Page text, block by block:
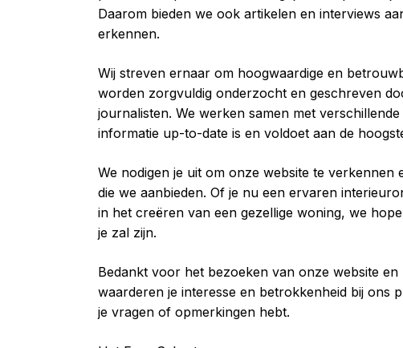
Daarom bieden we ook artikelen en interviews
erkennen.
Wij streven ernaar om hoogwaardige en
worden zorgvuldig onderzocht en geschreven
journalisten. We werken samen met
informatie up-to-date is en voldoet aan de
We nodigen je uit om onze website te verkennen
die we aanbieden. Of je nu een ervaren
in het creëren van een gezellige woning, we
je zal zijn.
Bedankt voor het bezoeken van onze website
waarderen je interesse en betrokkenheid bij ons
je vragen of opmerkingen hebt.